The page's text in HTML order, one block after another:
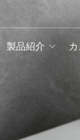
製品紹介